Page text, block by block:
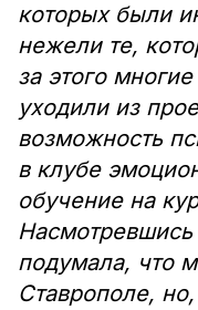
которых были
нежели те,
за этого
уходили из
возможность
в клубе
обучение на
Насмотревшись
подумала, что
Ставрополе,